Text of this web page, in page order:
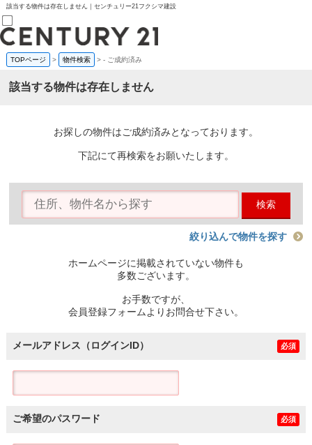
該当する物件は存在しません｜センチュリー21フクシマ建設
売買部
0120-800-844
賃貸部
会員メニュー
物件を探す
購入TOP
条件から探す
住宅ローン控除シミュレータ
TOPページ > 物件検索 >- ご成約済み
該当する物件は存在しません
お探しの物件はご成約済みとなっております。
下記にて再検索をお願いたします。
検索
絞り込んで物件を探す
ホームページに掲載されていない物件も
多数ございます。
お手数ですが、
会員登録フォームよりお問合せ下さい。
メールアドレス（ログインID） 必須
ご希望のパスワード 必須